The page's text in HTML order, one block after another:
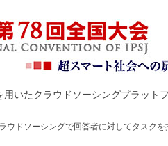
用いたクラウドソーシングプラット
ウドソーシングで回答者に対してタスクを